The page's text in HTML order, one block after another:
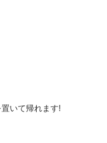
いて帰れます!